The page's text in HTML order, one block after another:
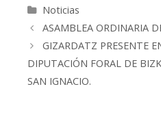
Categorías
Noticias
ASAMBLEA ORDINARIA
GIZARDATZ PRESENTE
DIPUTACIÓN FORAL DE
SAN IGNACIO.